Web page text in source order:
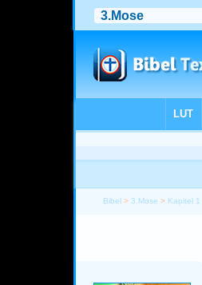
Bibel >3.Mose > Kapitel 1